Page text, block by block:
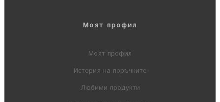
Моят профил
Моят профил
История на поръчките
Любими продукти